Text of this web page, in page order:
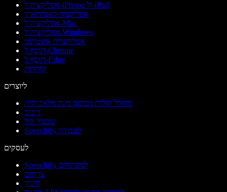
אפליקציה ל-iPhone ול-iPad
אפליקציה לאנדרואיד
אפליקציה ל-Mac
אפליקציה ל-Windows
אפליקציית אינטרנט
תוסף ל-Chrome
תוסף ל-Edge
הורדות
ליוצרים
מחולל קולות מבוסס בינה מלאכותית
דיבוב
שכפול קול
Speechify לעבודה
לעסקים
Speechify למפתחים
צוותים
חינוך